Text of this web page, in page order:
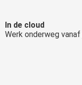
In de cloud
Werk onderweg